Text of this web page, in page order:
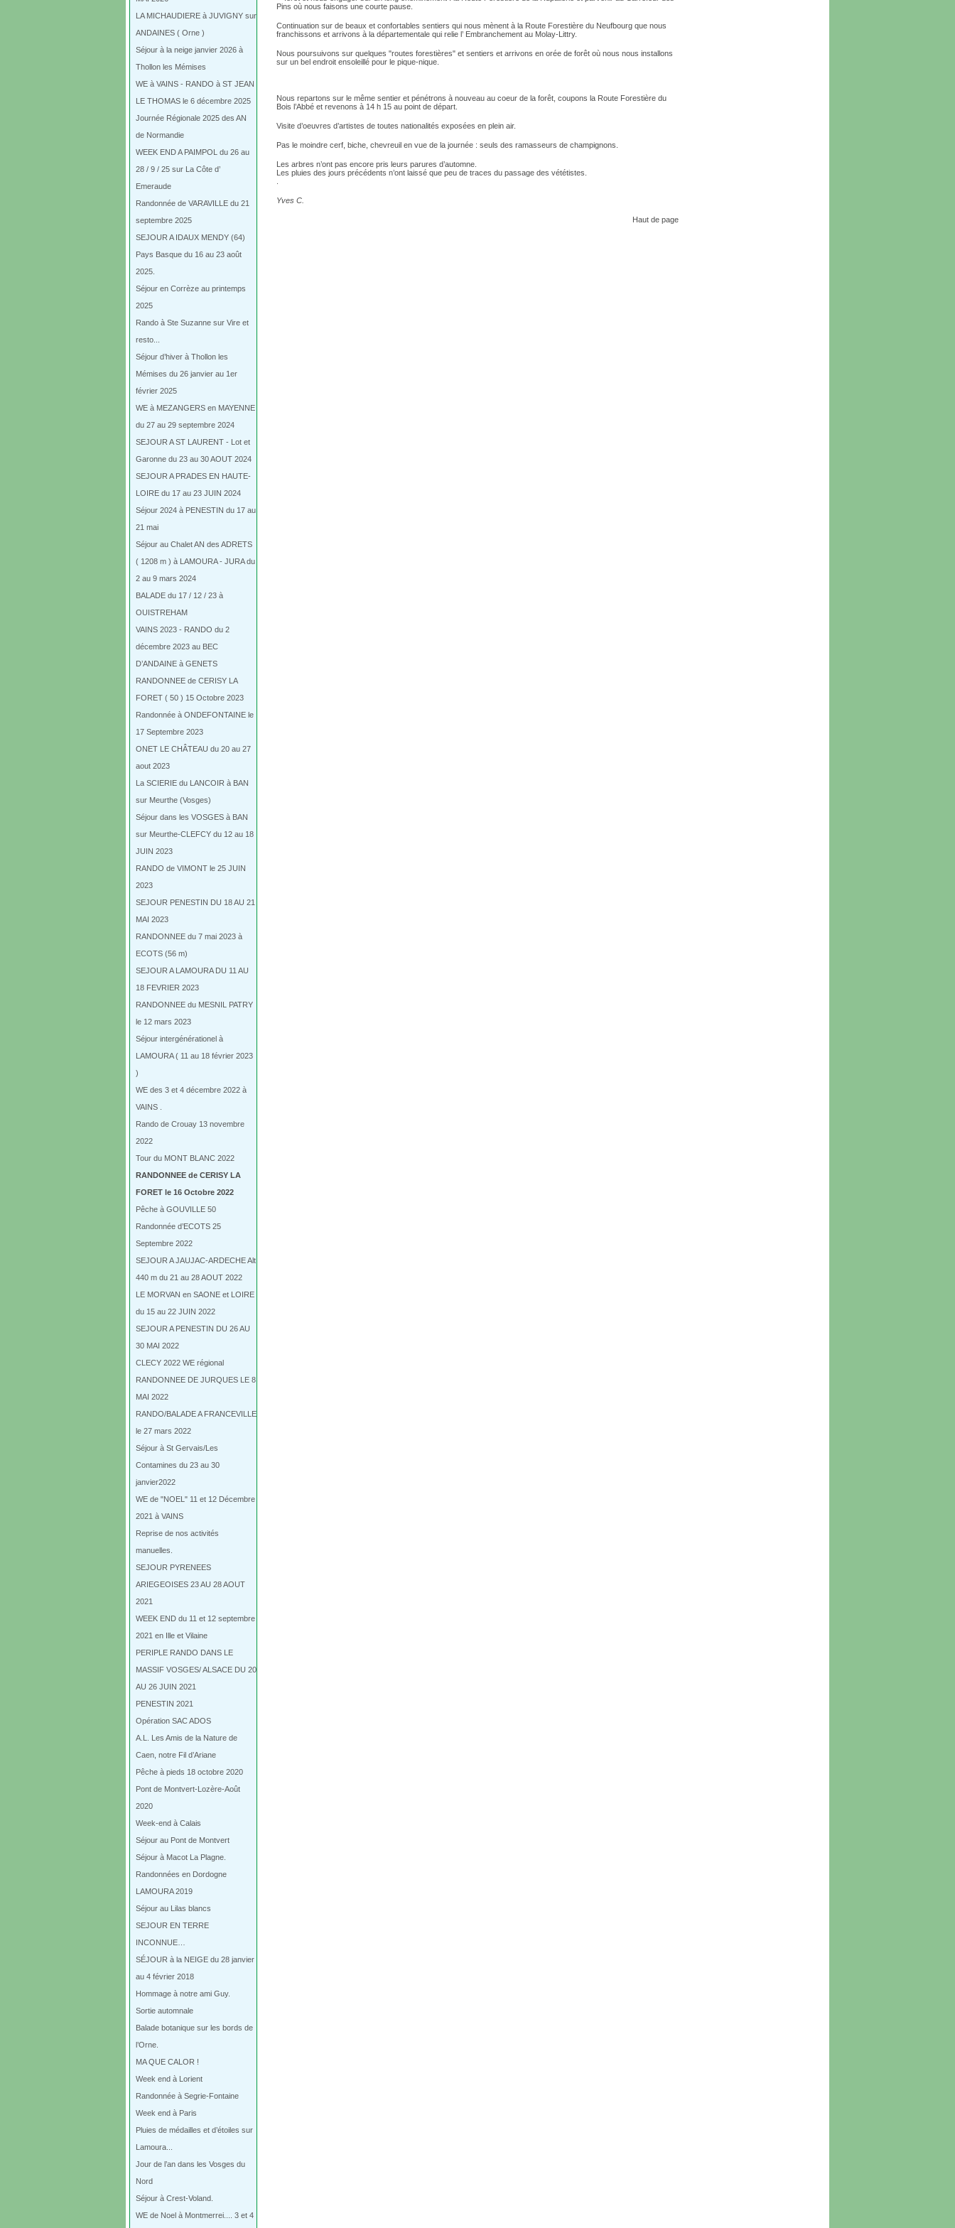
LA MICHAUDIERE à JUVIGNY sur
ANDAINES ( Orne )
Séjour à la neige janvier 2026 à
Thollon les Mémises
WE à VAINS - RANDO à ST JEAN
LE THOMAS le 6 décembre 2025
Journée Régionale 2025 des AN
de Normandie
WEEK END A PAIMPOL du 26 au
28 / 9 / 25 sur La Côte d’
Emeraude
Randonnée de VARAVILLE du 21
septembre 2025
SEJOUR A IDAUX MENDY (64)
Pays Basque du 16 au 23 août
2025.
Séjour en Corrèze au printemps
2025
Rando à Ste Suzanne sur Vire et
resto...
Séjour d’hiver à Thollon les
Mémises du 26 janvier au 1er
février 2025
WE à MEZANGERS en MAYENNE
du 27 au 29 septembre 2024
SEJOUR A ST LAURENT - Lot et
Garonne du 23 au 30 AOUT 2024
SEJOUR A PRADES EN HAUTE-
LOIRE du 17 au 23 JUIN 2024
Séjour 2024 à PENESTIN du 17 au
21 mai
Séjour au Chalet AN des ADRETS
( 1208 m ) à LAMOURA - JURA du
2 au 9 mars 2024
BALADE du 17 / 12 / 23 à
OUISTREHAM
VAINS 2023 - RANDO du 2
décembre 2023 au BEC
D’ANDAINE à GENETS
RANDONNEE de CERISY LA
FORET ( 50 ) 15 Octobre 2023
Randonnée à ONDEFONTAINE le
17 Septembre 2023
ONET LE CHÂTEAU du 20 au 27
aout 2023
La SCIERIE du LANCOIR à BAN
sur Meurthe (Vosges)
Séjour dans les VOSGES à BAN
sur Meurthe-CLEFCY du 12 au 18
JUIN 2023
RANDO de VIMONT le 25 JUIN
2023
SEJOUR PENESTIN DU 18 AU 21
MAI 2023
RANDONNEE du 7 mai 2023 à
ECOTS (56 m)
SEJOUR A LAMOURA DU 11 AU
18 FEVRIER 2023
RANDONNEE du MESNIL PATRY
le 12 mars 2023
Séjour intergénérationel à
LAMOURA ( 11 au 18 février 2023
)
WE des 3 et 4 décembre 2022 à
VAINS .
Rando de Crouay 13 novembre
2022
Tour du MONT BLANC 2022
RANDONNEE de CERISY LA
FORET le 16 Octobre 2022
Pêche à GOUVILLE 50
Randonnée d’ECOTS 25
Septembre 2022
SEJOUR A JAUJAC-ARDECHE Alt
440 m du 21 au 28 AOUT 2022
LE MORVAN en SAONE et LOIRE
du 15 au 22 JUIN 2022
SEJOUR A PENESTIN DU 26 AU
30 MAI 2022
CLECY 2022 WE régional
RANDONNEE DE JURQUES LE 8
MAI 2022
RANDO/BALADE A FRANCEVILLE
le 27 mars 2022
Séjour à St Gervais/Les
Contamines du 23 au 30
janvier2022
WE de "NOEL" 11 et 12 Décembre
2021 à VAINS
Reprise de nos activités
manuelles.
SEJOUR PYRENEES
ARIEGEOISES 23 AU 28 AOUT
2021
WEEK END du 11 et 12 septembre
2021 en Ille et Vilaine
PERIPLE RANDO DANS LE
MASSIF VOSGES/ ALSACE DU 20
AU 26 JUIN 2021
PENESTIN 2021
Opération SAC ADOS
A.L. Les Amis de la Nature de
Caen, notre Fil d’Ariane
Pêche à pieds 18 octobre 2020
Pont de Montvert-Lozère-Août
2020
Week-end à Calais
Séjour au Pont de Montvert
Séjour à Macot La Plagne.
Randonnées en Dordogne
LAMOURA 2019
Séjour au Lilas blancs
SEJOUR EN TERRE
INCONNUE…
SÉJOUR à la NEIGE du 28 janvier
au 4 février 2018
Hommage à notre ami Guy.
Sortie automnale
Balade botanique sur les bords de
l’Orne.
MA QUE CALOR !
Week end à Lorient
Randonnée à Segrie-Fontaine
Week end à Paris
Pluies de médailles et d’étoiles sur
Lamoura...
Jour de l’an dans les Vosges du
Nord
Séjour à Crest-Voland.
WE de Noel à Montmerrei.... 3 et 4
Pins où nous faisons une courte pause.
Continuation sur de beaux et confortables sentiers qui nous mènent à la Route Forestière du Neufbourg que nous
franchissons et arrivons à la départementale qui relie l’ Embranchement au Molay-Littry.
Nous poursuivons sur quelques "routes forestières" et sentiers et arrivons en orée de forêt où nous nous installons
sur un bel endroit ensoleillé pour le pique-nique.
Nous repartons sur le même sentier et pénétrons à nouveau au coeur de la forêt, coupons la Route Forestière du
Bois l’Abbé et revenons à 14 h 15 au point de départ.
Visite d’oeuvres d’artistes de toutes nationalités exposées en plein air.
Pas le moindre cerf, biche, chevreuil en vue de la journée : seuls des ramasseurs de champignons.
Les arbres n’ont pas encore pris leurs parures d’automne.
Les pluies des jours précédents n’ont laissé que peu de traces du passage des vététistes.
Yves C.
Haut de page